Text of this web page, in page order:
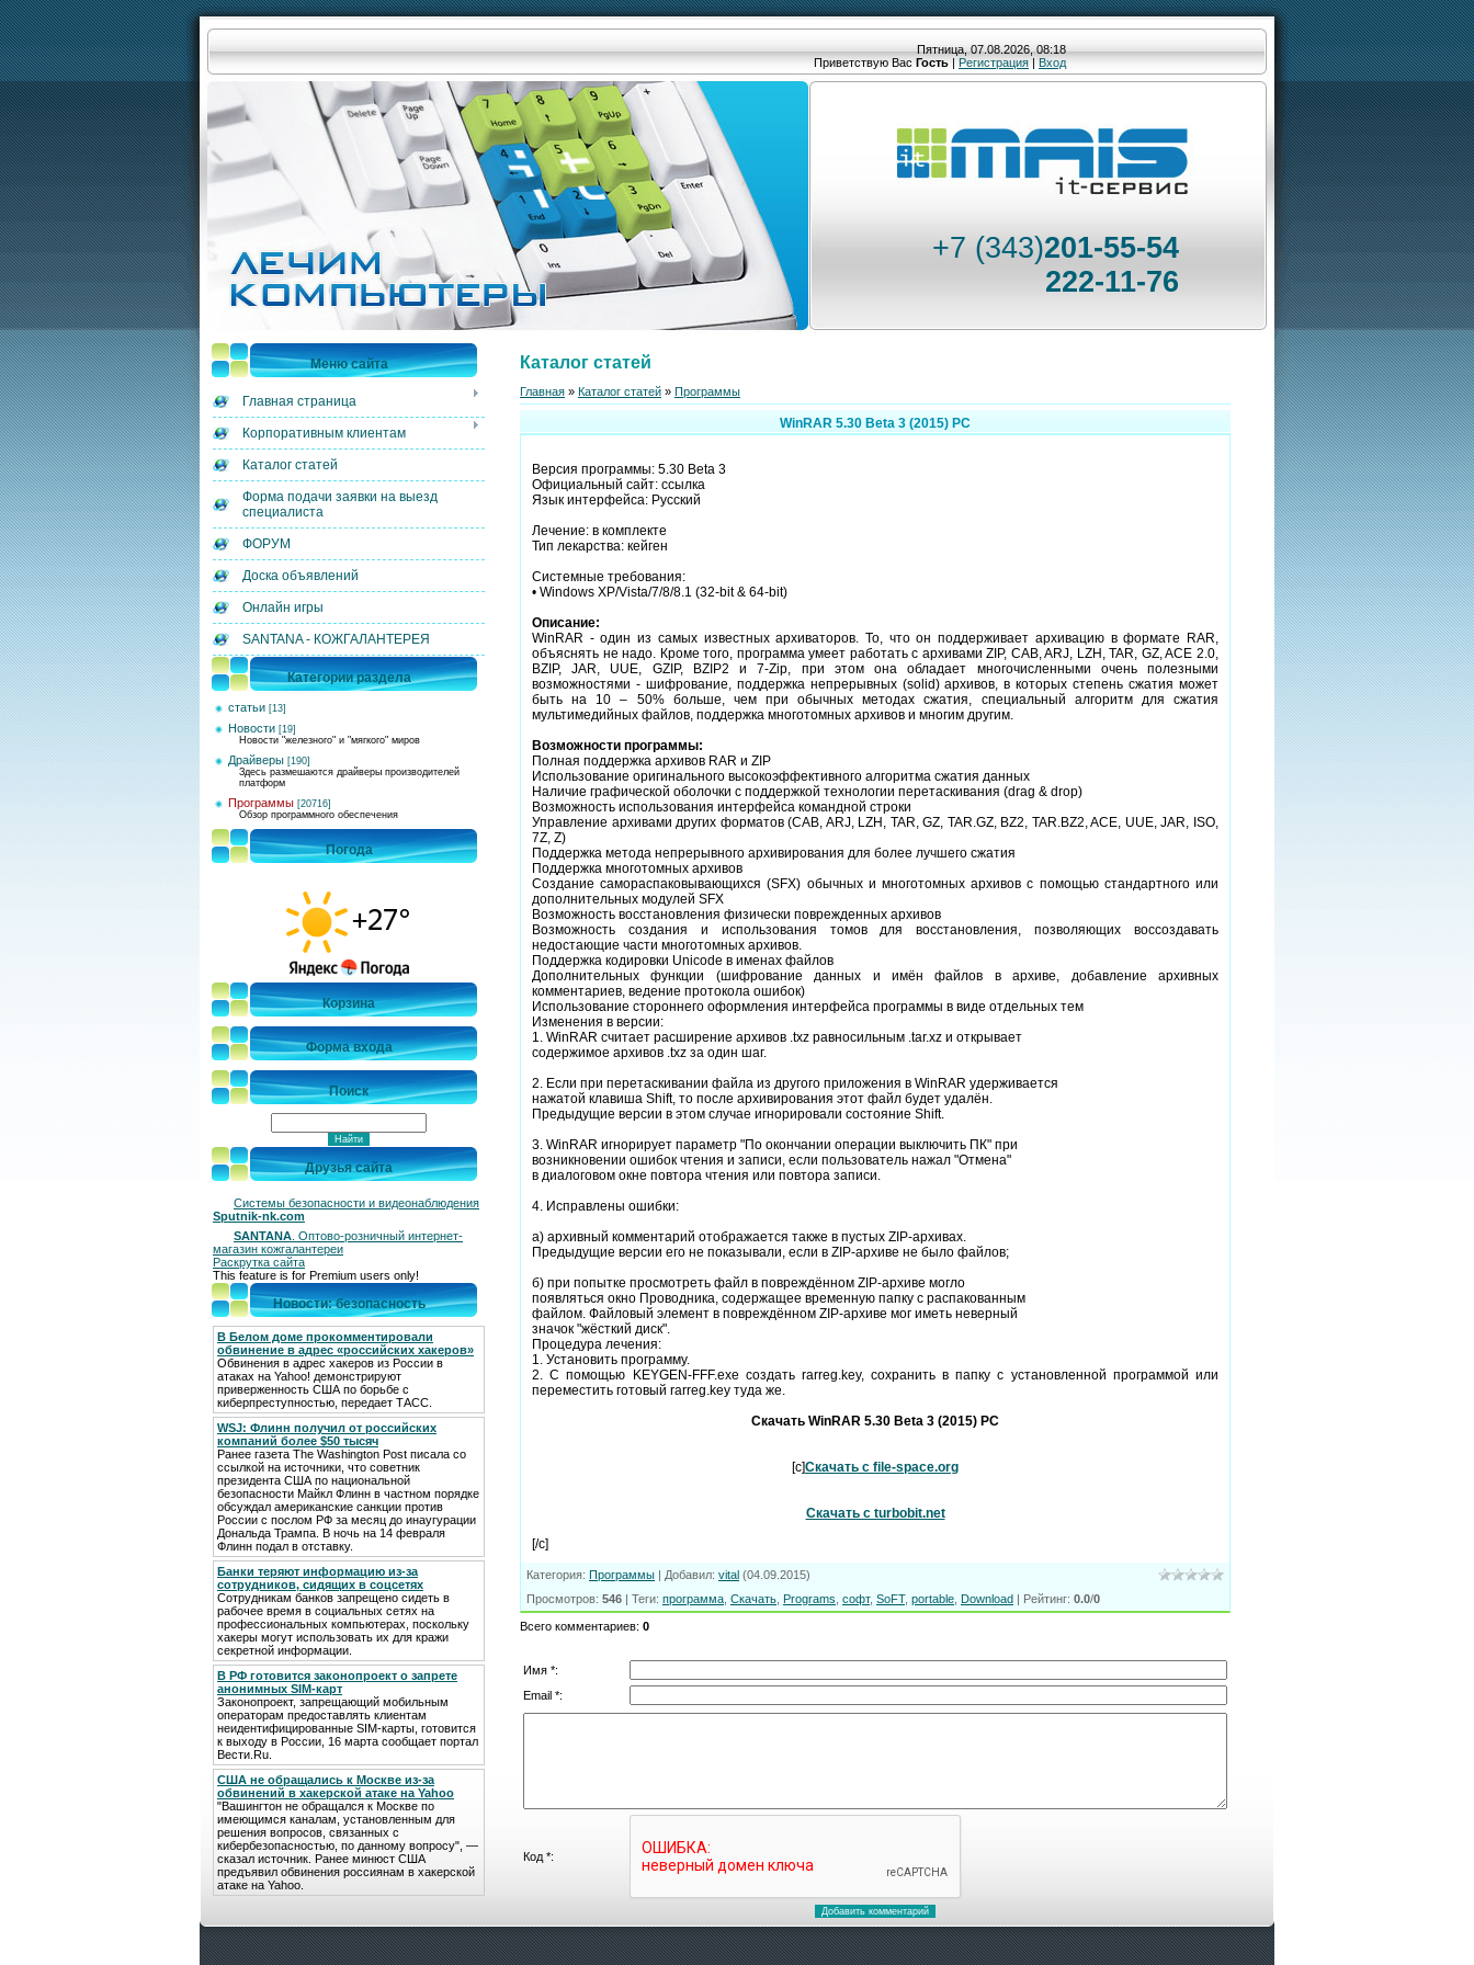
Пятница, 07.08.2026, 08:18
Приветствую Вас Гость | Регистрация | Вход
+7 (343)201-55-54
222-11-76
Меню сайта
Главная страница
Корпоративным клиентам
Каталог статей
Форма подачи заявки на выезд
специалиста
ФОРУМ
Доска объявлений
Онлайн игры
SANTANA - КОЖГАЛАНТЕРЕЯ
Категории раздела
статьи [13]
Новости [19]
Новости "железного" и "мягкого" миров
Драйверы [190]
Здесь размешаются драйверы производителей
платформ
Программы [20716]
Обзор программного обеспечения
Погода
Корзина
Форма входа
Поиск
Друзья сайта
Системы безопасности и видеонаблюдения
Sputnik-nk.com
SANTANA . Оптово-розничный интернет-
магазин кожгалантереи
Раскрутка сайта
This feature is for Premium users only!
Новости: безопасность
В Белом доме прокомментировали
обвинение в адрес «российских хакеров»
Обвинения в адрес хакеров из России в
атаках на Yahoo! демонстрируют
приверженность США по борьбе с
киберпреступностью, передает ТАСС.
WSJ: Флинн получил от российских
компаний более $50 тысяч
Ранее газета The Washington Post писала со
ссылкой на источники, что советник
президента США по национальной
безопасности Майкл Флинн в частном порядке
обсуждал американские санкции против
России с послом РФ за месяц до инаугурации
Дональда Трампа. В ночь на 14 февраля
Флинн подал в отставку.
Банки теряют информацию из-за
сотрудников, сидящих в соцсетях
Сотрудникам банков запрещено сидеть в
рабочее время в социальных сетях на
профессиональных компьютерах, поскольку
хакеры могут использовать их для кражи
секретной информации.
В РФ готовится законопроект о запрете
анонимных SIM-карт
Законопроект, запрещающий мобильным
операторам предоставлять клиентам
неидентифицированные SIM-карты, готовится
к выходу в России, 16 марта сообщает портал
Вести.Ru.
США не обращались к Москве из-за
обвинений в хакерской атаке на Yahoo
"Вашингтон не обращался к Москве по
имеющимся каналам, установленным для
решения вопросов, связанных с
кибербезопасностью, по данному вопросу", —
сказал источник. Ранее минюст США
предъявил обвинения россиянам в хакерской
атаке на Yahoo.
Каталог статей
Главная » Каталог статей » Программы
WinRAR 5.30 Beta 3 (2015) PC
Версия программы: 5.30 Beta 3
Официальный сайт: ссылка
Язык интерфейса: Русский
Лечение: в комплекте
Тип лекарства: кейген
Системные требования:
• Windows XP/Vista/7/8/8.1 (32-bit & 64-bit)
Описание:
WinRAR - один из самых известных архиваторов. То, что он поддерживает архивацию в формате RAR,
объяснять не надо. Кроме того, программа умеет работать с архивами ZIP, CAB, ARJ, LZH, TAR, GZ, ACE 2.0,
BZIP, JAR, UUE, GZIP, BZIP2 и 7-Zip, при этом она обладает многочисленными очень полезными
возможностями - шифрование, поддержка непрерывных (solid) архивов, в которых степень сжатия может
быть на 10 – 50% больше, чем при обычных методах сжатия, специальный алгоритм для сжатия
мультимедийных файлов, поддержка многотомных архивов и многим другим.
Возможности программы:
Полная поддержка архивов RAR и ZIP
Использование оригинального высокоэффективного алгоритма сжатия данных
Наличие графической оболочки с поддержкой технологии перетаскивания (drag & drop)
Возможность использования интерфейса командной строки
Управление архивами других форматов (CAB, ARJ, LZH, TAR, GZ, TAR.GZ, BZ2, TAR.BZ2, ACE, UUE, JAR, ISO,
7Z, Z)
Поддержка метода непрерывного архивирования для более лучшего сжатия
Поддержка многотомных архивов
Создание самораспаковывающихся (SFX) обычных и многотомных архивов с помощью стандартного или
дополнительных модулей SFX
Возможность восстановления физически поврежденных архивов
Возможность создания и использования томов для восстановления, позволяющих воссоздавать
недостающие части многотомных архивов.
Поддержка кодировки Unicode в именах файлов
Дополнительных функции (шифрование данных и имён файлов в архиве, добавление архивных
комментариев, ведение протокола ошибок)
Использование стороннего оформления интерфейса программы в виде отдельных тем
Изменения в версии:
1. WinRAR считает расширение архивов .txz равносильным .tar.xz и открывает
содержимое архивов .txz за один шаг.
2. Если при перетаскивании файла из другого приложения в WinRAR удерживается
нажатой клавиша Shift, то после архивирования этот файл будет удалён.
Предыдущие версии в этом случае игнорировали состояние Shift.
3. WinRAR игнорирует параметр "По окончании операции выключить ПК" при
возникновении ошибок чтения и записи, если пользователь нажал "Отмена"
в диалоговом окне повтора чтения или повтора записи.
4. Исправлены ошибки:
а) архивный комментарий отображается также в пустых ZIP-архивах.
Предыдущие версии его не показывали, если в ZIP-архиве не было файлов;
б) при попытке просмотреть файл в повреждённом ZIP-архиве могло
появляться окно Проводника, содержащее временную папку с распакованным
файлом. Файловый элемент в повреждённом ZIP-архиве мог иметь неверный
значок "жёсткий диск".
Процедура лечения:
1. Установить программу.
2. С помощью KEYGEN-FFF.exe создать rarreg.key, сохранить в папку с установленной программой или
переместить готовый rarreg.key туда же.
Скачать WinRAR 5.30 Beta 3 (2015) PC
[c]Скачать с file-space.org
Скачать с turbobit.net
[/c]
Категория: Программы Добавил: vital (04.09.2015)
Просмотров: 546 Теги: программа Скачать Programs софт, SoFT, portable Download Рейтинг: 0.0/0
Всего комментариев: 0
Имя *:
Email *:
Код *: